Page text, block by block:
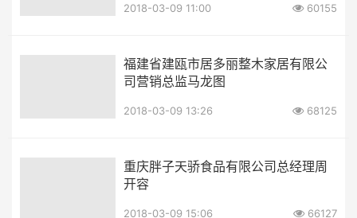
2018-03-09 11:00 60155
福建省建瓯市居多丽整木家居有限公
司营销总监马龙图
2018-03-09 13:26 68125
重庆胖子天骄食品有限公司总经理周
开容
2018-03-09 15:06 66127